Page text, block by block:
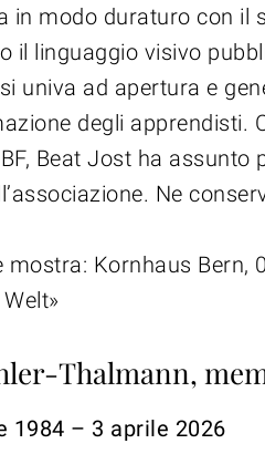
in modo duraturo con
il linguaggio visivo
univa ad apertura e
degli apprendisti.
Beat Jost ha
Ne
mostra: Kornhaus Bern,
Thalmann,
1984 – 3 aprile 2026